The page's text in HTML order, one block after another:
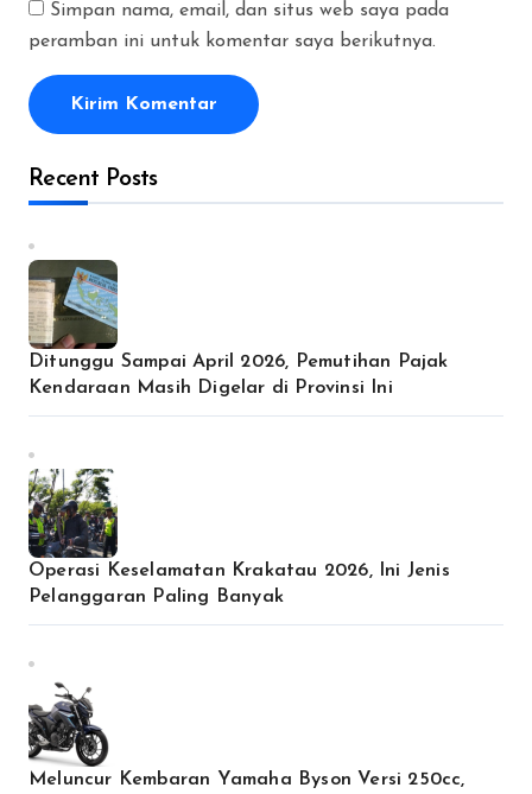
Simpan nama, email, dan situs web saya pada
peramban ini untuk komentar saya berikutnya.
Recent Posts
Ditunggu Sampai April 2026, Pemutihan Pajak
Kendaraan Masih Digelar di Provinsi Ini
Operasi Keselamatan Krakatau 2026, Ini Jenis
Pelanggaran Paling Banyak
Meluncur Kembaran Yamaha Byson Versi 250cc,